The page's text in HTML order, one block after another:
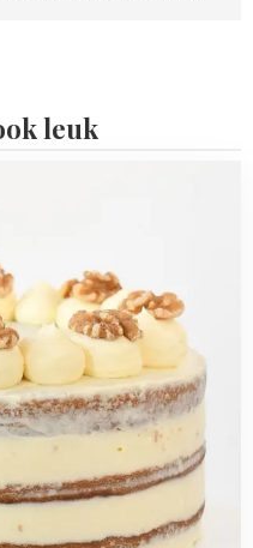
leuk